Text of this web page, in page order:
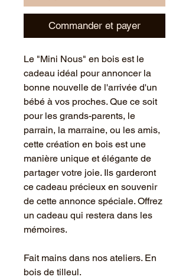
Commander et payer
Le "Mini Nous" en bois est le
cadeau idéal pour annoncer la
bonne nouvelle de l'arrivée d'un
bébé à vos proches. Que ce soit
pour les grands-parents, le
parrain, la marraine, ou les amis,
cette création en bois est une
manière unique et élégante de
partager votre joie. Ils garderont
ce cadeau précieux en souvenir
de cette annonce spéciale. Offrez
un cadeau qui restera dans les
mémoires.
Fait mains dans nos ateliers. En
bois de tilleul.